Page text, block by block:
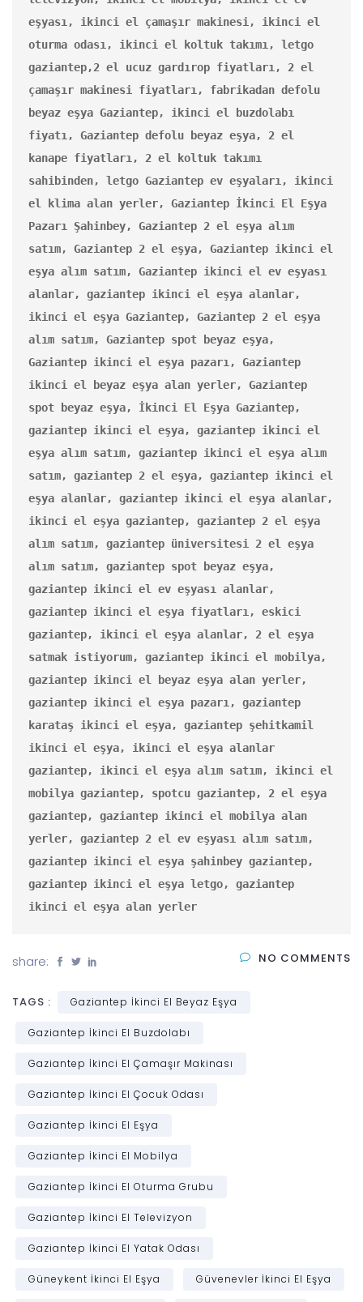
eşyası, ikinci el çamaşır makinesi, ikinci el
oturma odası, ikinci el koltuk takımı, letgo
gaziantep,2 el ucuz gardırop fiyatları, 2 el
çamaşır makinesi fiyatları, fabrikadan defolu
beyaz eşya Gaziantep, ikinci el buzdolabı
fiyatı, Gaziantep defolu beyaz eşya, 2 el
kanape fiyatları, 2 el koltuk takımı
sahibinden, letgo Gaziantep ev eşyaları, ikinci
el klima alan yerler, Gaziantep İkinci El Eşya
Pazarı Şahinbey, Gaziantep 2 el eşya alım
satım, Gaziantep 2 el eşya, Gaziantep ikinci el
eşya alım satım, Gaziantep ikinci el ev eşyası
alanlar, gaziantep ikinci el eşya alanlar,
ikinci el eşya Gaziantep, Gaziantep 2 el eşya
alım satım, Gaziantep spot beyaz eşya,
Gaziantep ikinci el eşya pazarı, Gaziantep
ikinci el beyaz eşya alan yerler, Gaziantep
spot beyaz eşya, İkinci El Eşya Gaziantep,
gaziantep ikinci el eşya, gaziantep ikinci el
eşya alım satım, gaziantep ikinci el eşya alım
satım, gaziantep 2 el eşya, gaziantep ikinci el
eşya alanlar, gaziantep ikinci el eşya alanlar,
ikinci el eşya gaziantep, gaziantep 2 el eşya
alım satım, gaziantep üniversitesi 2 el eşya
alım satım, gaziantep spot beyaz eşya,
gaziantep ikinci el ev eşyası alanlar,
gaziantep ikinci el eşya fiyatları, eskici
gaziantep, ikinci el eşya alanlar, 2 el eşya
satmak istiyorum, gaziantep ikinci el mobilya,
gaziantep ikinci el beyaz eşya alan yerler,
gaziantep ikinci el eşya pazarı, gaziantep
karataş ikinci el eşya, gaziantep şehitkamil
ikinci el eşya, ikinci el eşya alanlar
gaziantep, ikinci el eşya alım satım, ikinci el
mobilya gaziantep, spotcu gaziantep, 2 el eşya
gaziantep, gaziantep ikinci el mobilya alan
yerler, gaziantep 2 el ev eşyası alım satım,
gaziantep ikinci el eşya şahinbey gaziantep,
gaziantep ikinci el eşya letgo, gaziantep
ikinci el eşya alan yerler
share: NO COMMENTS
TAGS : Gaziantep İkinci El Beyaz Eşya
Gaziantep İkinci El Buzdolabı
Gaziantep İkinci El Çamaşır Makinası
Gaziantep İkinci El Çocuk Odası
Gaziantep İkinci El Eşya
Gaziantep İkinci El Mobilya
Gaziantep İkinci El Oturma Grubu
Gaziantep İkinci El Televizyon
Gaziantep İkinci El Yatak Odası
Güneykent İkinci El Eşya Güvenevler İkinci El Eşya